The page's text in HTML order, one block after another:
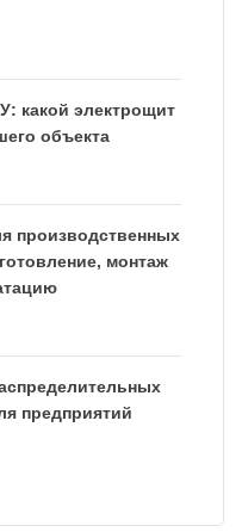
какой электрощит
объекта
производственных
монтаж
предприятий